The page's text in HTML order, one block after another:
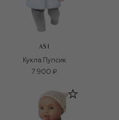
ASI
Кукла Пупсик
7 900 ₽